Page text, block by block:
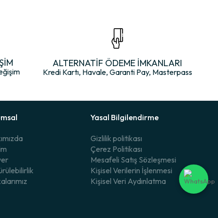
sürdürmesine yardımcı olur.
kalmasına yardımcı olur.
güçlü bir örneğidir.
ALTERNATİF ÖDEME İMKANLARI
Kredi Kartı, Havale, Garanti Pay, Masterpass
Yasal Bilgilendirme
Gizlilik politikası
Çerez Politikası
Mesafeli Satış Sözleşmesi
Kişisel Verilerin İşlenmesi
Kişisel Veri Aydınlatma